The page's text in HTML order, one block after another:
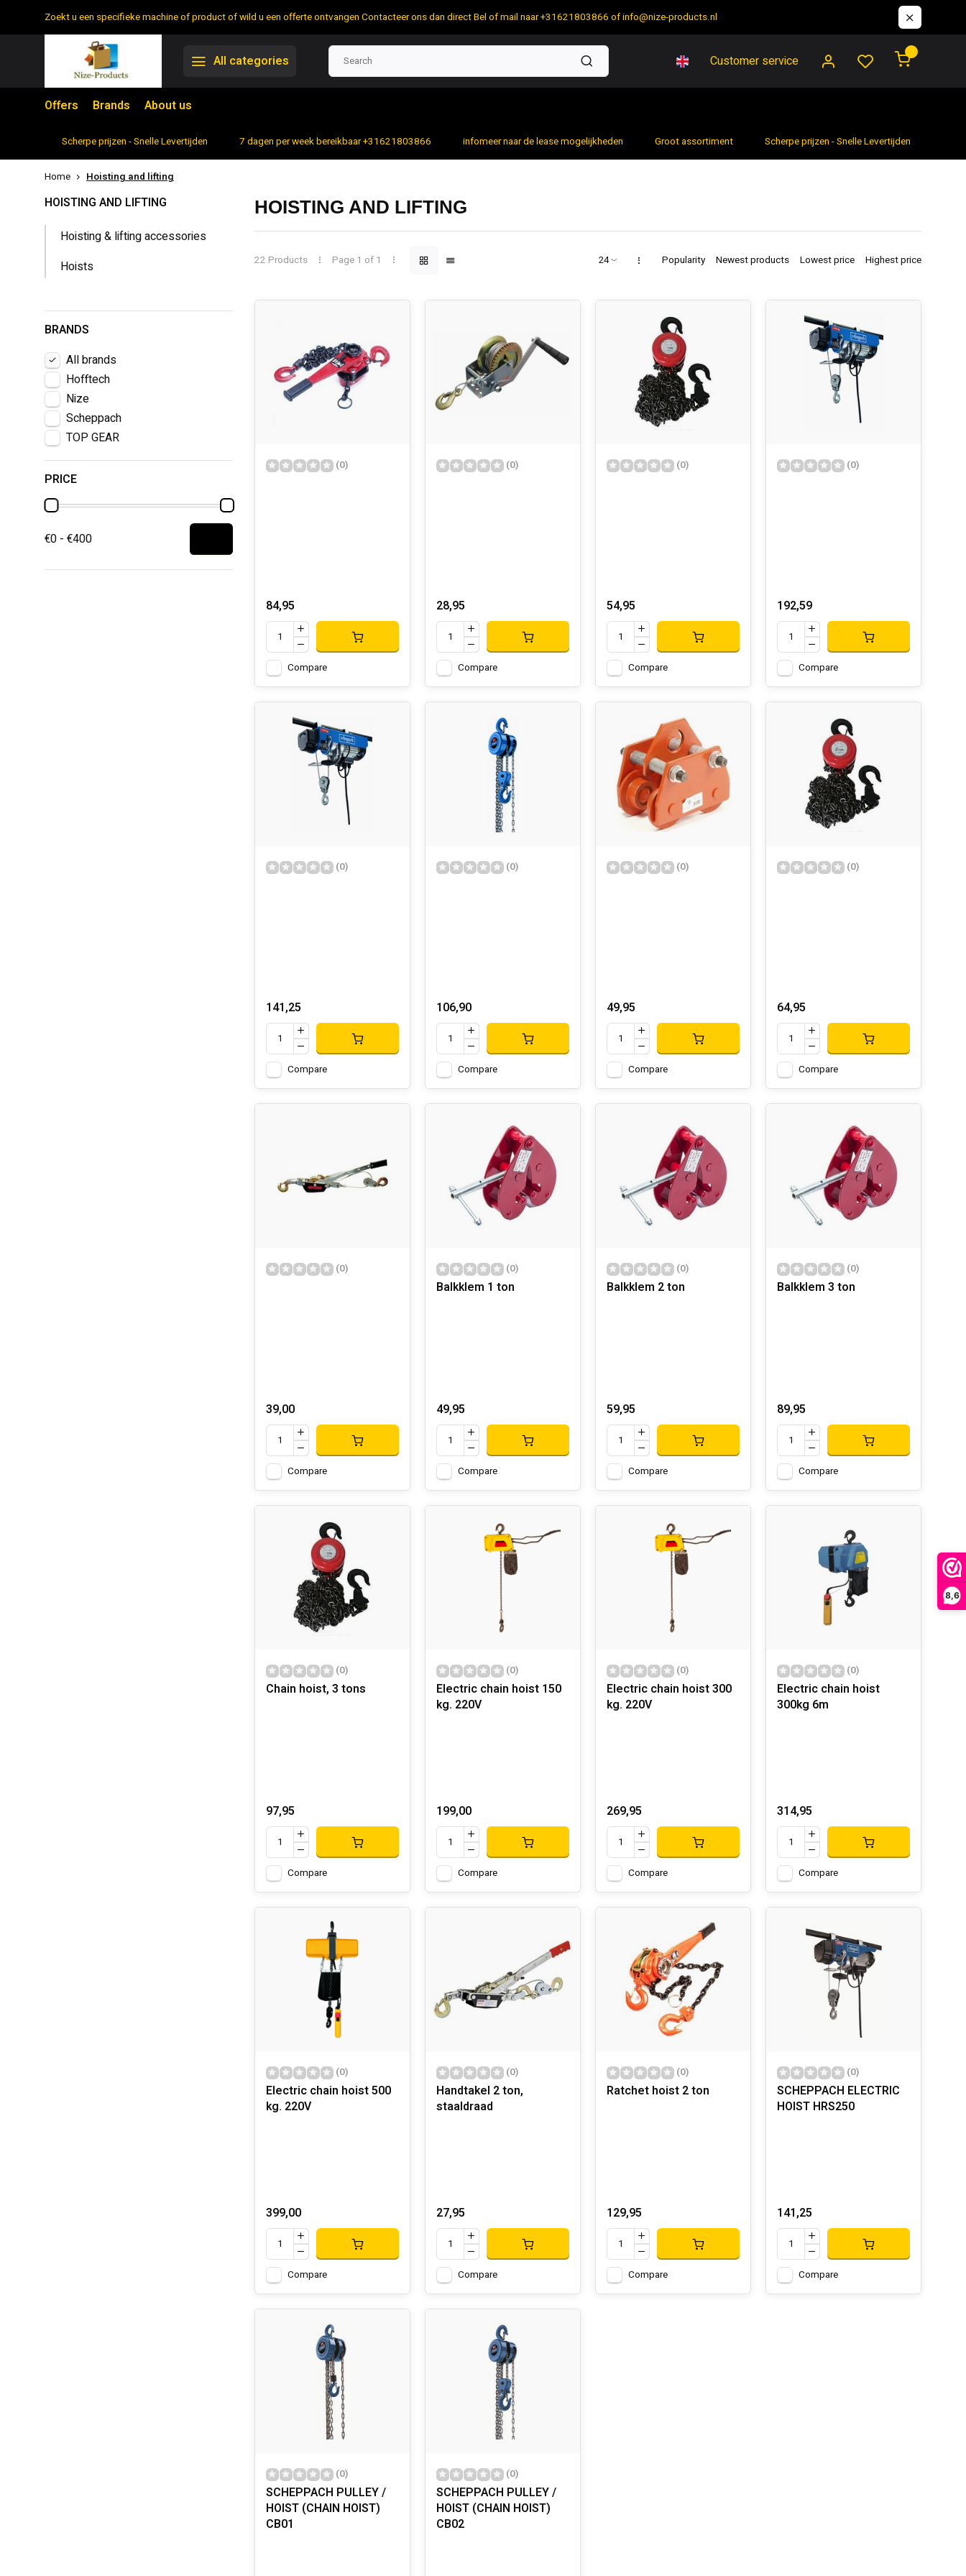
8,6
Zoekt u een specifieke machine of product of wild u een offerte ontvangen Contacteer ons dan direct Bel of mail naar +31621803866 ofinfo@nize-products.nl
All categories Customer service
Offers Brands About us
Scherpe prijzen - Snelle Levertijden 7 dagen per week bereikbaar +31621803866 infomeer naar de lease mogelijkheden Groot assortiment Scherpe prijzen - Snelle Levertijden
Home Hoisting and lifting
HOISTING AND LIFTING
Hoisting & lifting accessories
Hoists
BRANDS
All brands
Hofftech
Nize
Scheppach
TOP GEAR
PRICE
€0 - €400
HOISTING AND LIFTING
22 Products Page 1 of 1 Popularity Newest products Lowest price Highest price
(0)
84,95
Compare
(0)
28,95
Compare
(0)
54,95
Compare
(0)
192,59
Compare
(0)
141,25
Compare
(0)
106,90
Compare
(0)
49,95
Compare
(0)
64,95
Compare
(0)
39,00
Compare
(0)
Balkklem 1 ton
49,95
Compare
(0)
Balkklem 2 ton
59,95
Compare
(0)
Balkklem 3 ton
89,95
Compare
(0)
Chain hoist, 3 tons
97,95
Compare
(0)
Electric chain hoist 150
kg. 220V
199,00
Compare
(0)
Electric chain hoist 300
kg. 220V
269,95
Compare
(0)
Electric chain hoist
300kg 6m
314,95
Compare
(0)
Electric chain hoist 500
kg. 220V
399,00
Compare
(0)
Handtakel 2 ton,
staaldraad
27,95
Compare
(0)
Ratchet hoist 2 ton
129,95
Compare
(0)
SCHEPPACH ELECTRIC
HOIST HRS250
141,25
Compare
(0)
SCHEPPACH PULLEY /
HOIST (CHAIN HOIST)
CB01
(0)
SCHEPPACH PULLEY /
HOIST (CHAIN HOIST)
CB02